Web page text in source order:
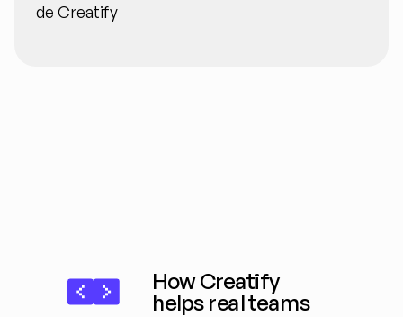
de Creatify
How Creatify
helps real teams